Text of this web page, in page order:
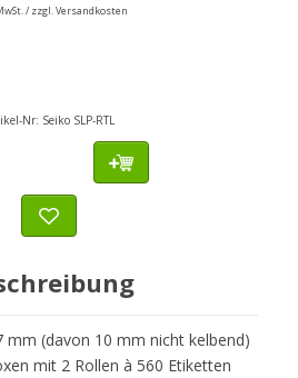
/ zzgl. Versandkosten
Nr: Seiko SLP-RTL
mm (davon 10 mm nicht kelbend)
mit 2 Rollen à 560 Etiketten